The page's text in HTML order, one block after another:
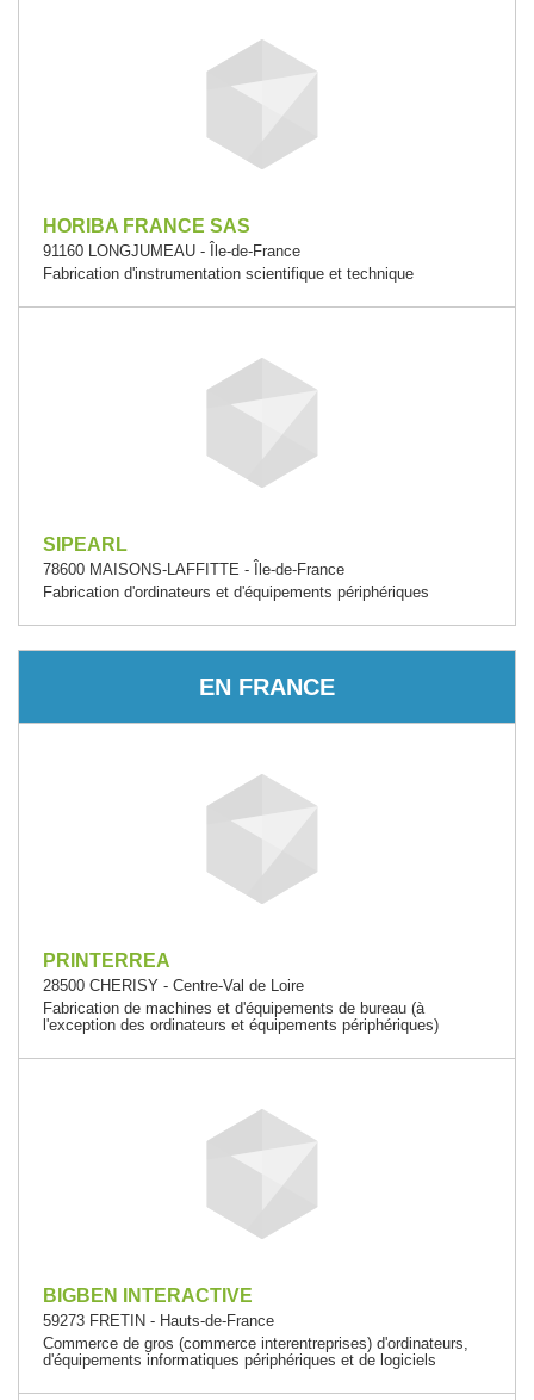
HORIBA FRANCE SAS
91160 LONGJUMEAU - Île-de-France
Fabrication d'instrumentation scientifique et technique
SIPEARL
78600 MAISONS-LAFFITTE - Île-de-France
Fabrication d'ordinateurs et d'équipements périphériques
EN FRANCE
PRINTERREA
28500 CHERISY - Centre-Val de Loire
Fabrication de machines et d'équipements de bureau (à
l'exception des ordinateurs et équipements périphériques)
BIGBEN INTERACTIVE
59273 FRETIN - Hauts-de-France
Commerce de gros (commerce interentreprises) d'ordinateurs,
d'équipements informatiques périphériques et de logiciels